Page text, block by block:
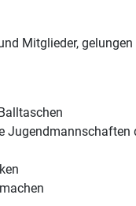
Mitglieder,